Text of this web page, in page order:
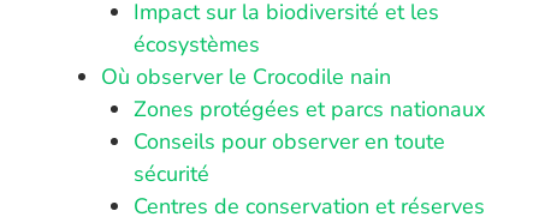
Impact sur la biodiversité et les
écosystèmes
Où observer le Crocodile nain
Zones protégées et parcs nationaux
Conseils pour observer en toute
sécurité
Centres de conservation et réserves